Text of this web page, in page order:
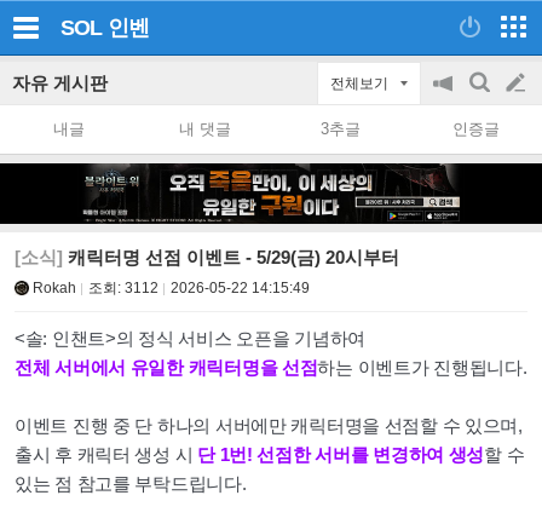
SOL 인벤
자유 게시판 전체보기
공
on/off
검
색
글
쓰
내글 내 댓글 3추글 인증글
[소식] 캐릭터명 선점 이벤트 - 5/29(금) 20시부터
Rokah 조회: 3112 2026-05-22 14:15:49
<솔: 인챈트>의 정식 서비스 오픈을 기념하여
전체 서버에서 유일한 캐릭터명을 선점하는 이벤트가 진행됩니다.
이벤트 진행 중 단 하나의 서버에만 캐릭터명을 선점할 수 있으며,
출시 후 캐릭터 생성 시 단 1번! 선점한 서버를 변경하여 생성할 수
있는 점 참고를 부탁드립니다.